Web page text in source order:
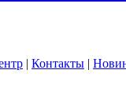
| Контакты |